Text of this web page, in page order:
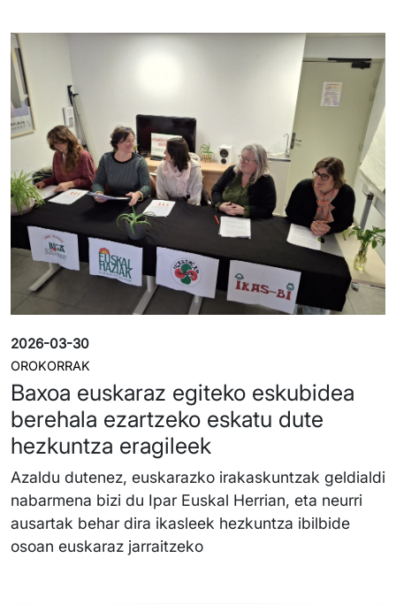
Irudia
2026-03-30
OROKORRAK
Baxoa euskaraz egiteko eskubidea
berehala ezartzeko eskatu dute
hezkuntza eragileek
Azaldu dutenez, euskarazko irakaskuntzak geldialdi
nabarmena bizi du Ipar Euskal Herrian, eta neurri
ausartak behar dira ikasleek hezkuntza ibilbide
osoan euskaraz jarraitzeko